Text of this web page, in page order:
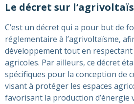
Le décret sur
C’est un décret qui a pour but de
réglementaire à l’agrivoltaïsme,
développement tout en
agricoles. Par ailleurs, ce décret
spécifiques pour la conception de
visant à protéger les espaces
favorisant la production d’énergie